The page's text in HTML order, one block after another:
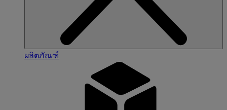
ผลิตภัณฑ์